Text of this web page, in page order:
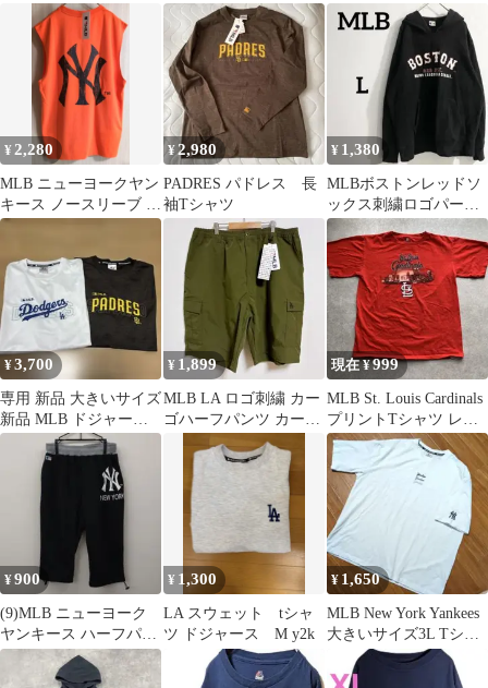
袖 今永昇太 鈴木誠
也 刺繍 M
¥ 2,280
MLB ニューヨークヤン
キース ノースリーブ T
シャツ オレンジM
¥2,980
PADRES パドレス 長
袖Tシャツ
¥ 1,380
MLBボストンレッドソ
ックス刺繍ロゴパーカ
ー黒ブラック古着ビン
テージ
¥3,700
専用 新品 大きいサイズ
新品 MLB ドジャース
パドレス Tシャツ 4L
¥ 1,899
MLB LA ロゴ刺繍 カー
ゴハーフパンツ カーキ
現在 ¥999
MLB St. Louis Cardinals
プリントTシャツ レッ
ド 赤 M
¥900
(9)MLB ニューヨーク
ヤンキース ハーフパン
ツ ブラック
¥ 1,300
LA スウェット tシャ
ツ ドジャース M y2k
¥ 1,650
MLB New York Yankees
大きいサイズ3L Tシャ
ツ ホワイト